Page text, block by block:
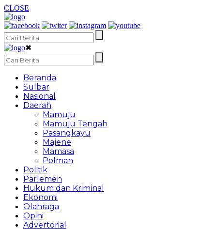
CLOSE
✖
Beranda
Sulbar
Nasional
Daerah
Mamuju
Mamuju Tengah
Pasangkayu
Majene
Mamasa
Polman
Politik
Parlemen
Hukum dan Kriminal
Ekonomi
Olahraga
Opini
Advertorial